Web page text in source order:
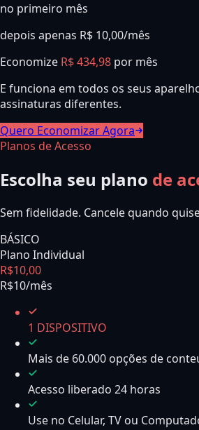
no primeiro mês
depois apenas R$ 10,00/mês
Economize R$ 434,98 por mês
E funciona em todos os seus
assinaturas diferentes.
Quero Economizar Agora
Planos de Acesso
Escolha seu plano de
Sem fidelidade. Cancele quando
BÁSICO
Plano Individual
R$10,00
R$10/mês
1 DISPOSITIVO
Mais de 60.000 opções de
Acesso liberado 24 horas
Use no Celular, TV ou